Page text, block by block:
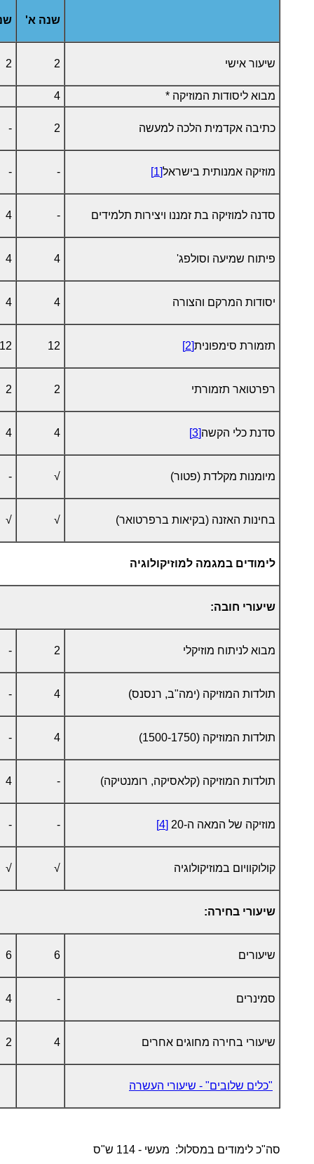
שנה א'
שיעור אישי 2
2
מבוא ליסודות המוזיקה * 4
כתיבה אקדמית הלכה למעשה 2
-
מוזיקה אמנותית בישראל[1]
-
-
סדנה למוזיקה בת זמננו ויצירות תלמידים -
4
פיתוח שמיעה וסולפג' 4
4
יסודות המרקם והצורה 4
4
תזמורת סימפונית[2]
12
12
רפרטואר תזמורתי 2
2
סדנת כלי הקשה[3]
4
4
מיומנות מקלדת (פטור) √
-
בחינות האזנה (בקיאות ברפרטואר) √
√
לימודים במגמה למוזיקולוגיה
שיעורי חובה:
מבוא לניתוח מוזיקלי 2
-
תולדות המוזיקה (ימה"ב, רנסנס) 4
-
תולדות המוזיקה (1500-1750) 4
-
תולדות המוזיקה (קלאסיקה, רומנטיקה) -
4
מוזיקה של המאה ה-20 [4]
-
-
קולוקוויום במוזיקולוגיה √
√
שיעורי בחירה:
שיעורים 6
6
סמינרים -
4
שיעורי בחירה מחוגים אחרים 4
2
"כלים שלובים" - שיעורי העשרה
סה"כ לימודים במסלול: מעשי - 114 ש"ס